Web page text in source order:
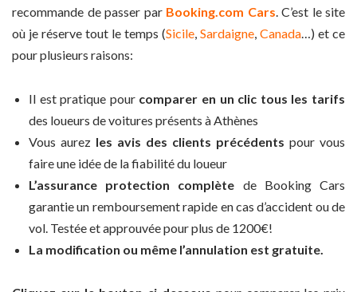
recommande de passer par Booking.com Cars. C’est le site
où je réserve tout le temps (Sicile, Sardaigne, Canada…) et ce
pour plusieurs raisons:
Il est pratique pour comparer en un clic tous les tarifs
des loueurs de voitures présents à Athènes
Vous aurez les avis des clients précédents pour vous
faire une idée de la fiabilité du loueur
L’assurance protection complète de Booking Cars
garantie un remboursement rapide en cas d’accident ou de
vol. Testée et approuvée pour plus de 1200€!
La modification ou même l’annulation est gratuite.